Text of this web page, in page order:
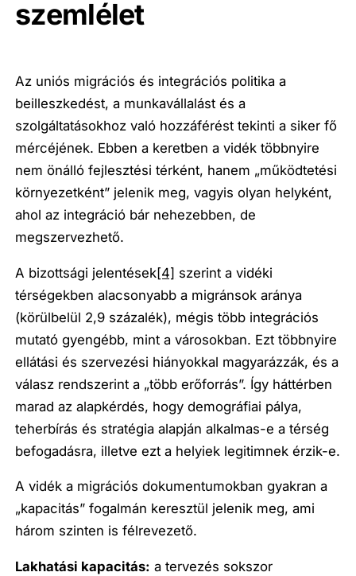
szemlélet
Az uniós migrációs és integrációs politika a
beilleszkedést, a munkavállalást és a
szolgáltatásokhoz való hozzáférést tekinti a siker fő
mércéjének. Ebben a keretben a vidék többnyire
nem önálló fejlesztési térként, hanem „működtetési
környezetként” jelenik meg, vagyis olyan helyként,
ahol az integráció bár nehezebben, de
megszervezhető.
A bizottsági jelentések[4] szerint a vidéki
térségekben alacsonyabb a migránsok aránya
(körülbelül 2,9 százalék), mégis több integrációs
mutató gyengébb, mint a városokban. Ezt többnyire
ellátási és szervezési hiányokkal magyarázzák, és a
válasz rendszerint a „több erőforrás”. Így háttérben
marad az alapkérdés, hogy demográfiai pálya,
teherbírás és stratégia alapján alkalmas-e a térség
befogadásra, illetve ezt a helyiek legitimnek érzik-e.
A vidék a migrációs dokumentumokban gyakran a
„kapacitás” fogalmán keresztül jelenik meg, ami
három szinten is félrevezető.
Lakhatási kapacitás: a tervezés sokszor